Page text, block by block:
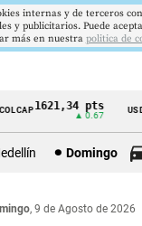
1621,34 pts
▲ 0.67
USD/
Domingo
, 9 de Agosto de 2026
internas y de terceros
y publicitarios. Puede
más en nuestra politica de